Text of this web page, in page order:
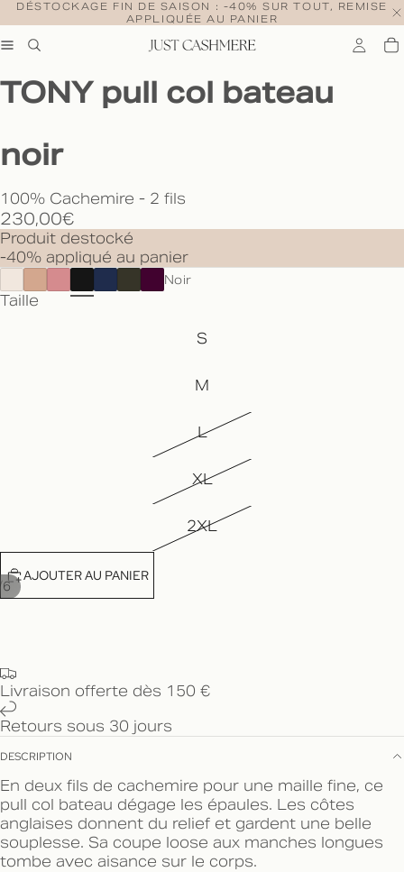
DÉSTOCKAGE FIN DE SAISON : -40% SUR TOUT, REMISE
APPLIQUÉE AU PANIER
6
TONY pull col bateau
noir
100% Cachemire - 2 fils
230,00€
Produit destocké
-40% appliqué au panier
Noir
Taille
S
M
L
XL
2XL
AJOUTER AU PANIER
Livraison offerte dès 150 €
Retours sous 30 jours
DESCRIPTION
En deux fils de cachemire pour une maille fine, ce
pull col bateau dégage les épaules. Les côtes
anglaises donnent du relief et gardent une belle
souplesse. Sa coupe loose aux manches longues
tombe avec aisance sur le corps.